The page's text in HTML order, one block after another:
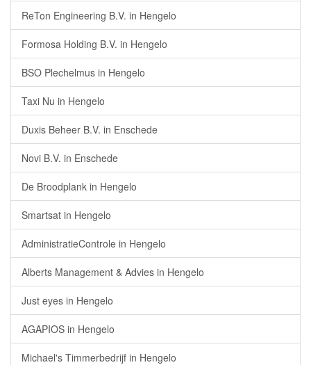
ReTon Engineering B.V. in Hengelo
Formosa Holding B.V. in Hengelo
BSO Plechelmus in Hengelo
Taxi Nu in Hengelo
Duxis Beheer B.V. in Enschede
Novi B.V. in Enschede
De Broodplank in Hengelo
Smartsat in Hengelo
AdministratieControle in Hengelo
Alberts Management & Advies in Hengelo
Just eyes in Hengelo
AGAPIOS in Hengelo
Michael's Timmerbedrijf in Hengelo